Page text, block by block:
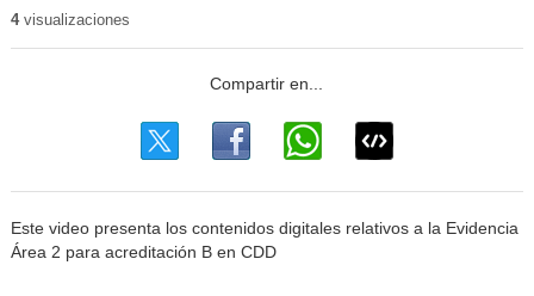
4visualizaciones
Este video presenta los contenidos digitales relativos a la Evidencia
Área 2 para acreditación B en CDD